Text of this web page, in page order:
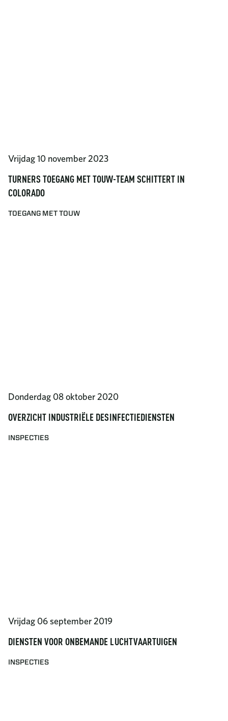
Vrijdag 10 november 2023
TURNERS TOEGANG MET TOUW-TEAM SCHITTERT IN
COLORADO
TOEGANG MET TOUW
Donderdag 08 oktober 2020
OVERZICHT INDUSTRIËLE DESINFECTIEDIENSTEN
INSPECTIES
Vrijdag 06 september 2019
DIENSTEN VOOR ONBEMANDE LUCHTVAARTUIGEN
INSPECTIES